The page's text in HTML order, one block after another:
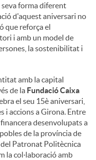
forma diferent
d'aquest aniversari no
que reforça el
i amb un model de
la sostenibilitat i
amb la capital
de la Fundació Caixa
el seu 15è aniversari,
i accions a Girona. Entre
desenvolupats a
de la província de
del Patronat Politècnica
la col·laboració amb